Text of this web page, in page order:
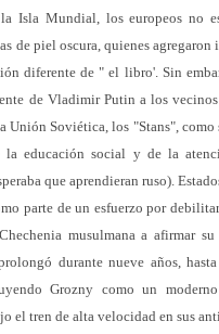
Isla Mundial, los europeos no
de piel oscura, quienes agregaron
diferente de " el libro'. Sin
de Vladimir Putin a los vecinos
Unión Soviética, los "Stans", como
la educación social y de la
que aprendieran ruso).
parte de un esfuerzo por
musulmana a afirmar
durante nueve años,
Grozny como un
el tren de alta velocidad en sus